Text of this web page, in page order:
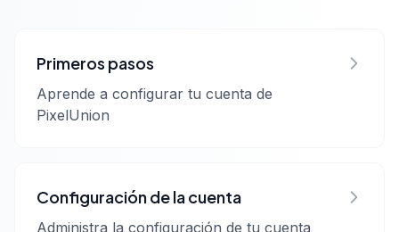
Primeros pasos
Aprende a configurar tu cuenta de
PixelUnion
Configuración de la cuenta
Administra la configuración de tu cuenta